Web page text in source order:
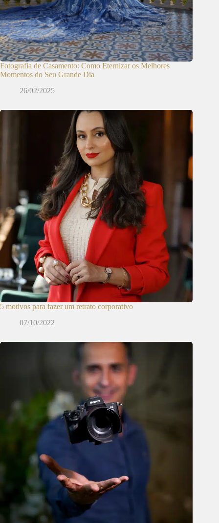
Fotografia de Casamento: Como Eternizar os Melhores
Momentos do Seu Grande Dia
26/02/2025
5 motivos para fazer um retrato corporativo
07/10/2022